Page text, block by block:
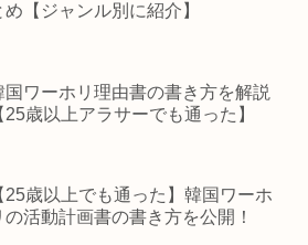
め【ジャンル別に紹介】
国ワーホリ理由書の書き方を解説
25歳以上アラサーでも通った】
25歳以上でも通った】韓国ワーホ
の活動計画書の書き方を公開！